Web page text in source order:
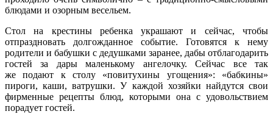
блюдами и озорным весельем.
Стол на крестины ребенка украшают и сейчас, чтобы
отпраздновать долгожданное событие. Готовятся к нему
родители и бабушки с дедушками заранее, дабы отблагодарить
гостей за дары маленькому ангелочку. Сейчас все так
же подают к столу «повитухины угощения»: «бабкины»
пироги, каши, ватрушки. У каждой хозяйки найдутся свои
фирменные рецепты блюд, которыми она с удовольствием
порадует гостей.